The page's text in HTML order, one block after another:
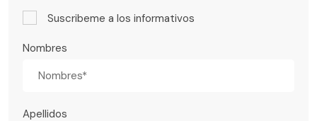
Suscribeme a los informativos
Nombres
Apellidos